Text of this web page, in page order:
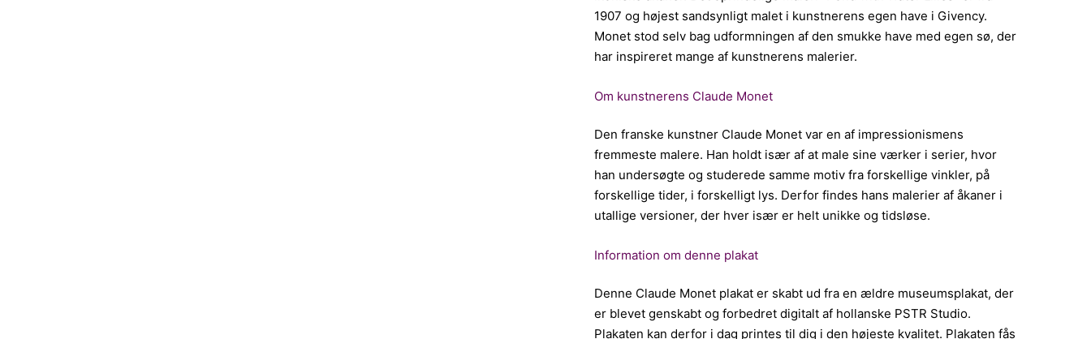
1907 og højest sandsynligt malet i kunstnerens egen have i Givency.
Monet stod selv bag udformningen af den smukke have med egen sø, der
har inspireret mange af kunstnerens malerier.
Om kunstnerens Claude Monet
Den franske kunstner Claude Monet var en af impressionismens
fremmeste malere. Han holdt især af at male sine værker i serier, hvor
han undersøgte og studerede samme motiv fra forskellige vinkler, på
forskellige tider, i forskelligt lys. Derfor findes hans malerier af åkaner i
utallige versioner, der hver især er helt unikke og tidsløse.
Information om denne plakat
Denne Claude Monet plakat er skabt ud fra en ældre museumsplakat, der
er blevet genskabt og forbedret digitalt af hollanske PSTR Studio.
Plakaten kan derfor i dag printes til dig i den højeste kvalitet. Plakaten fås